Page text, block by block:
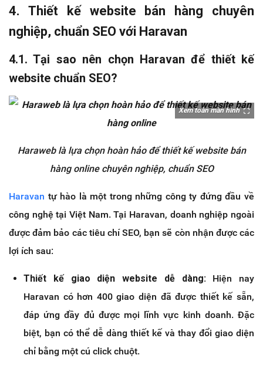
4. Thiết kế website bán hàng chuyên
nghiệp, chuẩn SEO với Haravan
4.1. Tại sao nên chọn Haravan để thiết kế
website chuẩn SEO?
Xem toàn màn hình
Haraweb là lựa chọn hoàn hảo để thiết kế website bán
hàng online chuyên nghiệp, chuẩn SEO
Haravan tự hào là một trong những công ty đứng đầu về
công nghệ tại Việt Nam. Tại Haravan, doanh nghiệp ngoài
được đảm bảo các tiêu chí SEO, bạn sẽ còn nhận được các
lợi ích sau:
Thiết kế giao diện website dễ dàng: Hiện nay
Haravan có hơn 400 giao diện đã được thiết kế sẵn,
đáp ứng đầy đủ được mọi lĩnh vực kinh doanh. Đặc
biệt, bạn có thể dễ dàng thiết kế và thay đổi giao diện
chỉ bằng một cú click chuột.